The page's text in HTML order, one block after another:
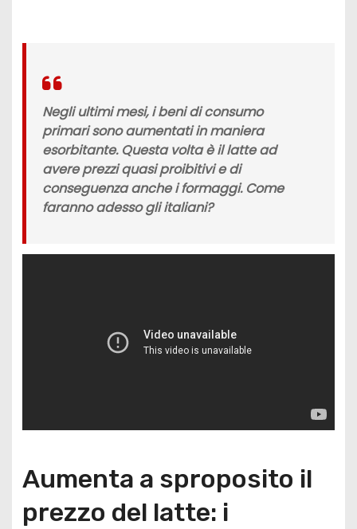
Negli ultimi mesi, i beni di consumo
primari sono aumentati in maniera
esorbitante. Questa volta è il latte ad
avere prezzi quasi proibitivi e di
conseguenza anche i formaggi. Come
faranno adesso gli italiani?
Aumenta a sproposito il
prezzo del latte: i